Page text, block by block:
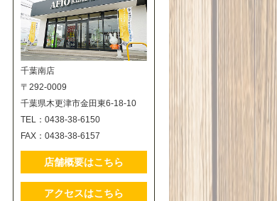
千葉南店
〒292-0009
千葉県木更津市金田東6-18-10
TEL：0438-38-6150
FAX：0438-38-6157
店舗概要はこちら
アクセスはこちら